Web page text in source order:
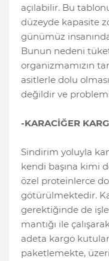
açılabilir. Bu
düzeyde kapasite
günümüz
Bunun nedeni
organizmamızın
asitlerle dolu
değildir ve
-KARACİĞER
Sindirim yoluyla
kendi başına kimi
özel proteinlerce
götürülmektedir.
gerektiğinde de
mantığı ile
adeta kargo
paketlemekte,